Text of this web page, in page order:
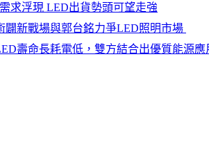
求浮現 LED出貨勢頭可望走強
闢新戰場與郭台銘力爭LED照明市場
壽命長耗電低，雙方結合出優質能源應